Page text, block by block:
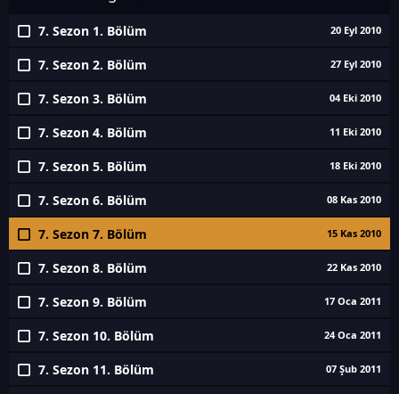
7. Sezon 1. Bölüm 20 Eyl 2010
7. Sezon 2. Bölüm 27 Eyl 2010
7. Sezon 3. Bölüm 04 Eki 2010
7. Sezon 4. Bölüm 11 Eki 2010
7. Sezon 5. Bölüm 18 Eki 2010
7. Sezon 6. Bölüm 08 Kas 2010
7. Sezon 7. Bölüm 15 Kas 2010
7. Sezon 8. Bölüm 22 Kas 2010
7. Sezon 9. Bölüm 17 Oca 2011
7. Sezon 10. Bölüm 24 Oca 2011
7. Sezon 11. Bölüm 07 Şub 2011